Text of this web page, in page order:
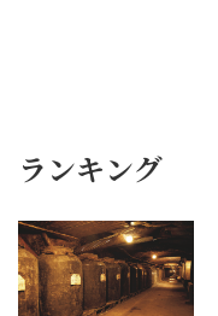
ランキング